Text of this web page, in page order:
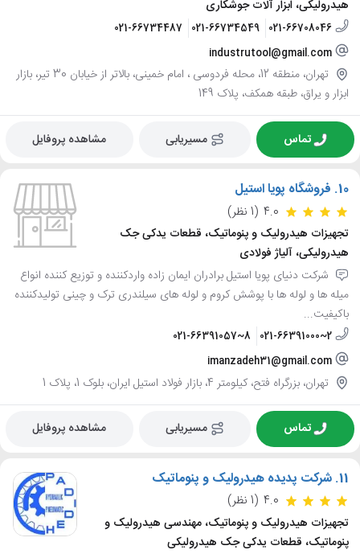
هیدرولیکی، ابزار آلات جوشکاری
021-66708046
021-66734549
021-66734487
industrutool@gmail.com
تهران، منطقه 12، محله فردوسی ، امام خمینی، بالاتر از خیابان 30 تیر، بازار
ابزار و یراق، طبقه همکف، پلاک 149
تماس مسیریابی مشاهده پروفایل
10. فروشگاه پویا استیل
4.0 (1 نظر)
تجهیزات هیدرولیک و پنوماتیک، قطعات یدکی جک
هیدرولیکی، آلیاژ فولادی
شرکت دنیای پویا استیل برادران ایمان زاده واردکننده و توزیع کننده انواع
میله ها و لوله ها با پوشش کروم و لوله های سیلندری ترک و چینی تولیدکننده
باکیفیت...
021-66391000~2
021-66391057~8
imanzadeh31@gmail.com
تهران، بزرگراه فتح، کیلومتر 4، بازار فولاد استیل ایران، بلوک 1، پلاک 1
تماس مسیریابی مشاهده پروفایل
11. شرکت پدیده هیدرولیک و پنوماتیک
4.0 (1 نظر)
تجهیزات هیدرولیک و پنوماتیک، مهندسی هیدرولیک و
پنوماتیک، قطعات یدکی جک هیدرولیکی